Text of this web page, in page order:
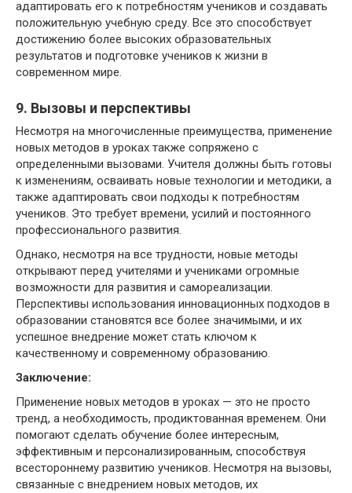
адаптировать его к потребностям учеников и создавать
положительную учебную среду. Все это способствует
достижению более высоких образовательных
результатов и подготовке учеников к жизни в
современном мире.
9. Вызовы и перспективы
Несмотря на многочисленные преимущества, применение
новых методов в уроках также сопряжено с
определенными вызовами. Учителя должны быть готовы
к изменениям, осваивать новые технологии и методики, а
также адаптировать свои подходы к потребностям
учеников. Это требует времени, усилий и постоянного
профессионального развития.
Однако, несмотря на все трудности, новые методы
открывают перед учителями и учениками огромные
возможности для развития и самореализации.
Перспективы использования инновационных подходов в
образовании становятся все более значимыми, и их
успешное внедрение может стать ключом к
качественному и современному образованию.
Заключение:
Применение новых методов в уроках — это не просто
тренд, а необходимость, продиктованная временем. Они
помогают сделать обучение более интересным,
эффективным и персонализированным, способствуя
всестороннему развитию учеников. Несмотря на вызовы,
связанные с внедрением новых методов, их